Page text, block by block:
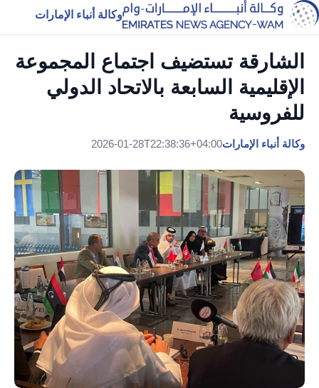
وكالة أنباء الإمارات
الشارقة تستضيف اجتماع المجموعة
الإقليمية السابعة بالاتحاد الدولي
للفروسية
وكالة أنباء الإمارات2026-01-28T22:38:36+04:00